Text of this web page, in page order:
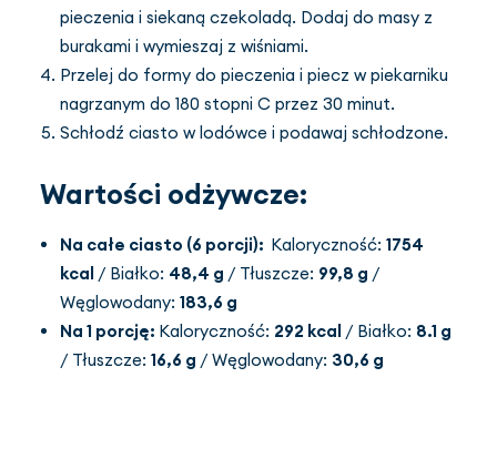
pieczenia i siekaną czekoladą. Dodaj do masy z
burakami i wymieszaj z wiśniami.
Przelej do formy do pieczenia i piecz w piekarniku
nagrzanym do 180 stopni C przez 30 minut.
Schłodź ciasto w lodówce i podawaj schłodzone.
Wartości odżywcze:
Na całe ciasto (6 porcji): Kaloryczność: 1754
kcal / Białko: 48,4 g / Tłuszcze: 99,8 g /
Węglowodany: 183,6 g
Na 1 porcję: Kaloryczność: 292 kcal / Białko: 8.1 g
/ Tłuszcze: 16,6 g / Węglowodany: 30,6 g